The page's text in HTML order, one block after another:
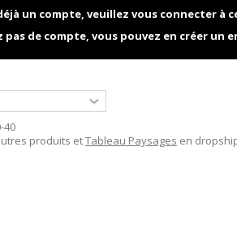
un compte, veuillez vous connecter à
pas de compte, vous pouvez en créer un
40
produits etTableau Paysages en